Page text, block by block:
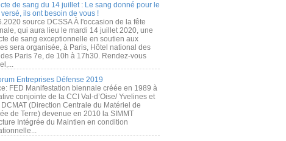
de sang du 14 juillet : Le sang donné pour le
ils ont besoin de vous !
source DCSSA À l'occasion de la fête
qui aura lieu le mardi 14 juillet 2020, une
de sang exceptionnelle en soutien aux
sera organisée, à Paris, Hôtel national des
Paris 7e, de 10h à 17h30. Rendez-vous
Entreprises Défense 2019
FED Manifestation biennale créée en 1989 à
conjointe de la CCI Val-d’Oise/ Yvelines et
(Direction Centrale du Matériel de
de Terre) devenue en 2010 la SIMMT
Intégrée du Maintien en condition